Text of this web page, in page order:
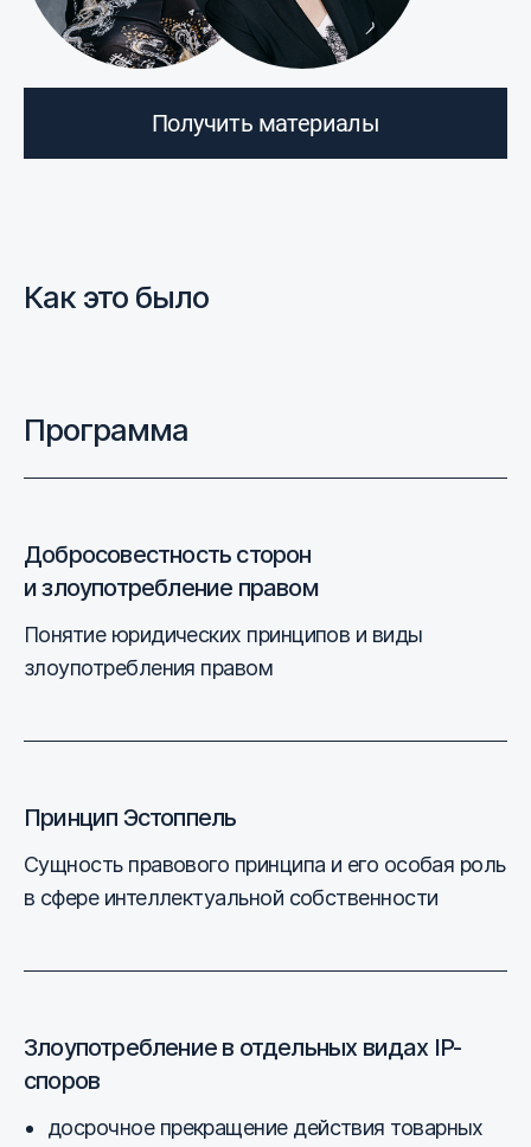
Получить материалы
Как это было
Программа
Добросовестность сторон
и злоупотребление правом
Понятие юридических принципов и виды
злоупотребления правом
Принцип Эстоппель
Сущность правового принципа и его особая роль
в сфере интеллектуальной собственности
Злоупотребление в отдельных видах IP-
споров
досрочное прекращение действия товарных